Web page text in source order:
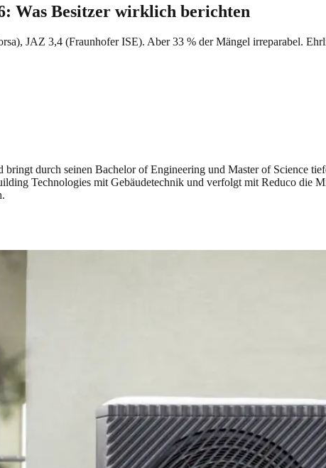
Was Besitzer wirklich berichten
JAZ 3,4 (Fraunhofer ISE). Aber 33 % der Mängel irreparabel.
durch seinen Bachelor of Engineering und Master of Science
Technologies mit Gebäudetechnik und verfolgt mit Reduco die